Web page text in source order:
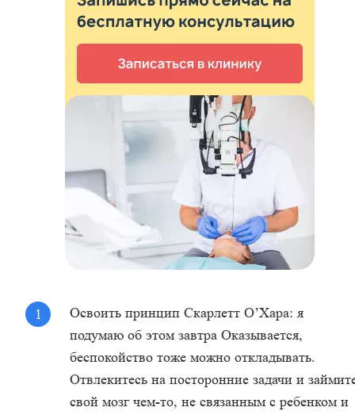
Освоить принцип Скарлетт О’Хара: я
подумаю об этом завтра Оказывается,
беспокойство тоже можно откладывать.
Отвлекитесь на посторонние задачи и
свой мозг чем-то, не связанным с ребенком и